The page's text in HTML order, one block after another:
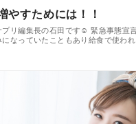
やすためには！！
リ編集長の石田です☺ 緊急事態宣
なっていたこともあり給食で使わ